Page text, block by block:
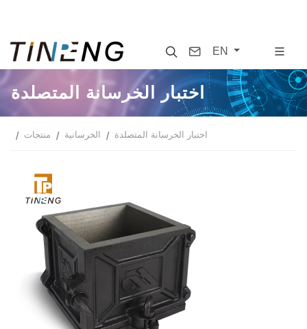
SearchContact
EN
اختبار الخرسانة المتصلدة
منتجات الخرسانية اختبار الخرسانة المتصلدة